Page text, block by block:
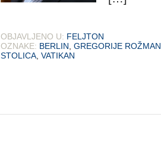
OBJAVLJENO U: FELJTON
OZNAKE: BERLIN GREGORIJE ROŽMAN
STOLICA VATIKAN